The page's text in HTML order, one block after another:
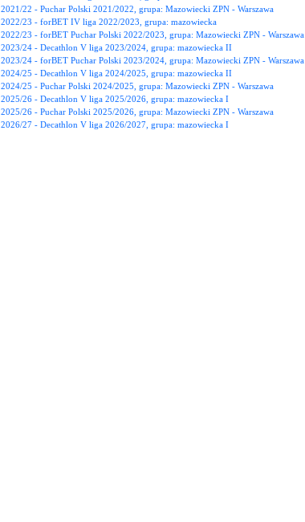
2021/22 - Puchar Polski 2021/2022, grupa: Mazowiecki ZPN - Warszawa
2022/23 - forBET IV liga 2022/2023, grupa: mazowiecka
2022/23 - forBET Puchar Polski 2022/2023, grupa: Mazowiecki ZPN - Warszawa
2023/24 - Decathlon V liga 2023/2024, grupa: mazowiecka II
2023/24 - forBET Puchar Polski 2023/2024, grupa: Mazowiecki ZPN - Warszawa
2024/25 - Decathlon V liga 2024/2025, grupa: mazowiecka II
2024/25 - Puchar Polski 2024/2025, grupa: Mazowiecki ZPN - Warszawa
2025/26 - Decathlon V liga 2025/2026, grupa: mazowiecka I
2025/26 - Puchar Polski 2025/2026, grupa: Mazowiecki ZPN - Warszawa
2026/27 - Decathlon V liga 2026/2027, grupa: mazowiecka I